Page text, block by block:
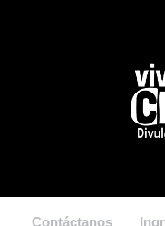
Contáctanos